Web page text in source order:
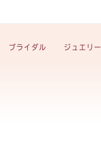
ブライダル ジュエリー